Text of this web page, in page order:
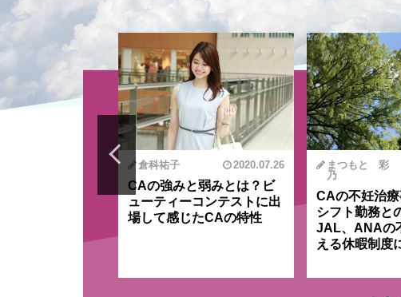
倉科祐子 2020.07.26
CAの強みと弱みとは？ビ
ューティーコンテストに出
場して感じたCAの特性
まつもと 彩
乃
CAの不妊治療
シフト勤務と
JAL、ANAの
える休暇制度